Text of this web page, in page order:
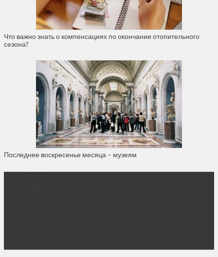
Что важно знать о компенсациях по окончании отопительного
сезона?
Последнее воскресенье месяца – музеям